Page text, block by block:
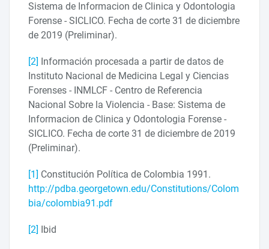
Sistema de Informacion de Clinica y Odontologia
Forense - SICLICO. Fecha de corte 31 de diciembre
de 2019 (Preliminar).
[2] Información procesada a partir de datos de
Instituto Nacional de Medicina Legal y Ciencias
Forenses - INMLCF - Centro de Referencia
Nacional Sobre la Violencia - Base: Sistema de
Informacion de Clinica y Odontologia Forense -
SICLICO. Fecha de corte 31 de diciembre de 2019
(Preliminar).
[1] Constitución Política de Colombia 1991.
http://pdba.georgetown.edu/Constitutions/Colom
bia/colombia91.pdf
[2] Ibid